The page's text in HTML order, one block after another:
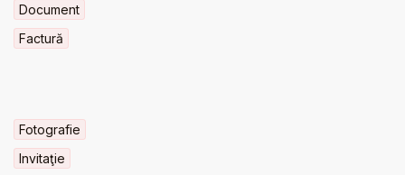
Document
Factură
Fotografie
Invitaţie